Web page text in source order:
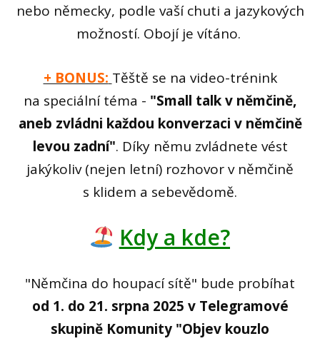
nebo německy, podle vaší chuti a jazykových
možností. Obojí je vítáno.
+ BONUS: Těště se na video-trénink
na speciální téma - "Small talk v němčině,
aneb zvládni každou konverzaci v němčině
levou zadní". Díky němu zvládnete vést
jakýkoliv (nejen letní) rozhovor v němčině
s klidem a sebevědomě.
Kdy a kde?
"Němčina do houpací sítě" bude probíhat
od 1. do 21. srpna 2025 v Telegramové
skupině Komunity "Objev kouzlo